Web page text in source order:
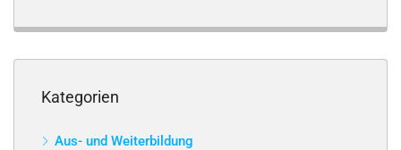
Kategorien
Aus- und Weiterbildung